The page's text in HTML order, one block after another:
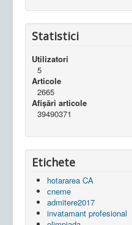
Statistici
Utilizatori
5
Articole
2665
Afișări articole
39490371
Etichete
hotararea CA
cneme
admitere2017
invatamant profesional